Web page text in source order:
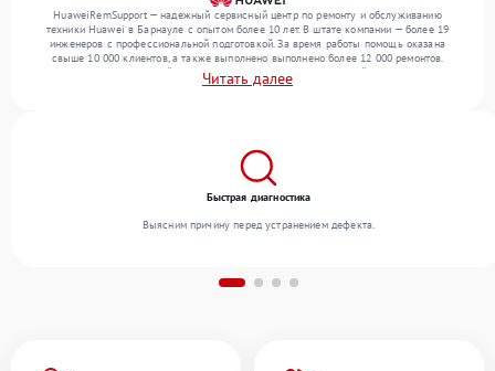
HuaweiRemSupport — надежный сервисный центр по ремонту и обслуживанию
техники Huawei в Барнауле с опытом более 10 лет. В штате компании — более 19
инженеров с профессиональной подготовкой. За время работы помощь оказана
свыше 10 000 клиентов, а также выполнено выполнено более 12 000 ремонтов.
Ежемесячно в сервисный центр поступает более 300 обращений, включая , , . Мы
устраняем поломки любой сложности и предлагаем стабильный уровень сервиса
Читать далее
Быстрая диагностика
Выясним причину перед устранением дефекта.